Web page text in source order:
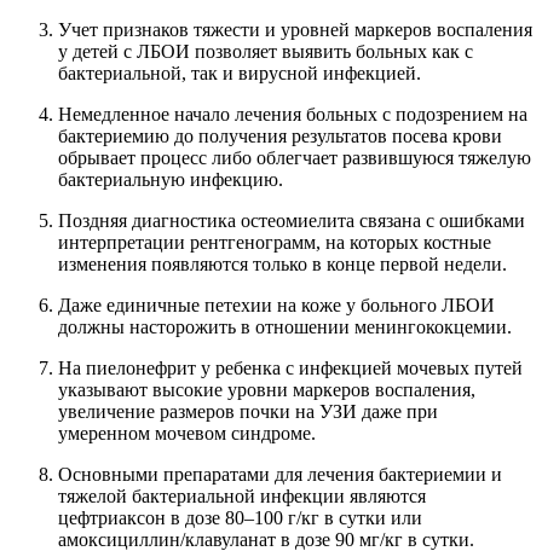
Учет признаков тяжести и уровней маркеров воспаления
у детей с ЛБОИ позволяет выявить больных как с
бактериальной, так и вирусной инфекцией.
Немедленное начало лечения больных с подозрением на
бактериемию до получения результатов посева крови
обрывает процесс либо облегчает развившуюся тяжелую
бактериальную инфекцию.
Поздняя диагностика остеомиелита связана с ошибками
интерпретации рентгенограмм, на которых костные
изменения появляются только в конце первой недели.
Даже единичные петехии на коже у больного ЛБОИ
должны насторожить в отношении менингококцемии.
На пиелонефрит у ребенка с инфекцией мочевых путей
указывают высокие уровни маркеров воспаления,
увеличение размеров почки на УЗИ даже при
умеренном мочевом синдроме.
Основными препаратами для лечения бактериемии и
тяжелой бактериальной инфекции являются
цефтриаксон в дозе 80–100 г/кг в сутки или
амоксициллин/клавуланат в дозе 90 мг/кг в сутки.